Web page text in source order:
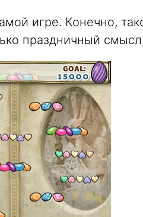
игре. Конечно,
праздничный